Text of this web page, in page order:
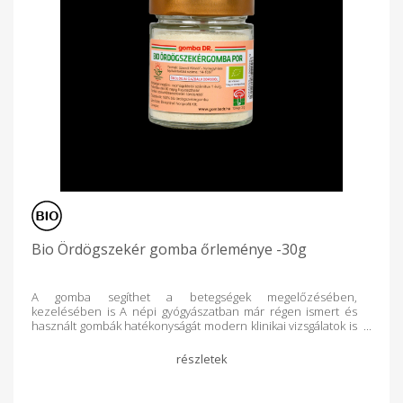
felszívódását, ezáltal a vércukorszintet is szabályozza. A
bokrosgomba támogatja a fenntartható súlycsökkentést –
ennek érdekében tegyük mindennapi étrendünk részévé -,
alkalmazása segít megszabadulni az alhasi
zsírfelhalmozódástól, amely jelentősen növeli a magas
vérnyomás, illetve a különböző szívbetegségek kockázatát. A
legfrissebb kutatási eredmények szerint a bokrosgomba
kivonata akár 75 százalékkal akadályozhatja a daganatos
sejtek szaporodását, főként a vese-, a prosztata-, az emlő- és
csökkentése mellett az áttétek növekedését és terjedését is
gátolhatja. Különösen hatékony a bokrosgombából előállított
úgynevezett D-frakció. Ajánlott napi adag: 1-3 g/napi adag (1-3
mokkáskanálnyi) Terhesség és szoptatás alatt nem javasolt a
szedése! További információ: www.nyirlaska.hu vagy
Bio Ördögszekér gomba őrleménye -30g
A gomba segíthet a betegségek megelőzésében,
kezelésében is A népi gyógyászatban már régen ismert és
használt gombák hatékonyságát modern klinikai vizsgálatok is
különböző betegségek megelőzésében, kezelésében. Miért
egészséges az Ördögszekér gomba? Az Ördögszekér gomba